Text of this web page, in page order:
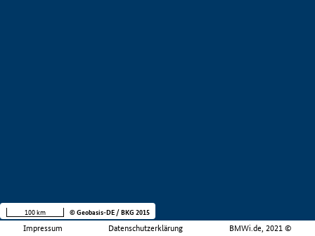
Impressum Datenschutzerklärung BMWi.de, 2021 ©
100 km © Geobasis-DE / BKG 2015